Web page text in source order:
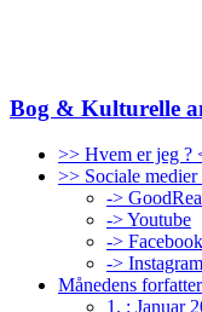
Bog & Kulturelle
>> Hvem er jeg ?
>> Sociale
->
-> Youtube
-> Facebook
-> Instagram
Månedens forfatter
1. : Januar